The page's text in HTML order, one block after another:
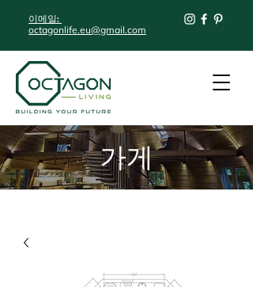
이메일:
octagonlife.eu@gmail.com
가게